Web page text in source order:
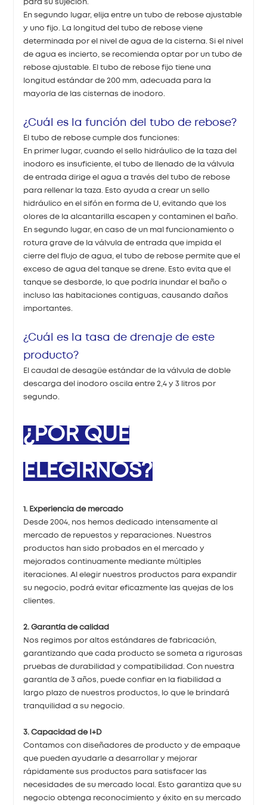
para su sujeción.
En segundo lugar, elija entre un tubo de rebose ajustable
y uno fijo. La longitud del tubo de rebose viene
determinada por el nivel de agua de la cisterna. Si el nivel
de agua es incierto, se recomienda optar por un tubo de
rebose ajustable. El tubo de rebose fijo tiene una
longitud estándar de 200 mm, adecuada para la
mayoría de las cisternas de inodoro.
¿Cuál es la función del tubo de rebose?
El tubo de rebose cumple dos funciones:
En primer lugar, cuando el sello hidráulico de la taza del
inodoro es insuficiente, el tubo de llenado de la válvula
de entrada dirige el agua a través del tubo de rebose
para rellenar la taza. Esto ayuda a crear un sello
hidráulico en el sifón en forma de U, evitando que los
olores de la alcantarilla escapen y contaminen el baño.
En segundo lugar, en caso de un mal funcionamiento o
rotura grave de la válvula de entrada que impida el
cierre del flujo de agua, el tubo de rebose permite que el
exceso de agua del tanque se drene. Esto evita que el
tanque se desborde, lo que podría inundar el baño o
incluso las habitaciones contiguas, causando daños
importantes.
¿Cuál es la tasa de drenaje de este
producto?
El caudal de desagüe estándar de la válvula de doble
descarga del inodoro oscila entre 2,4 y 3 litros por
segundo.
¿POR QUÉ
ELEGIRNOS?
1. Experiencia de mercado
Desde 2004, nos hemos dedicado intensamente al
mercado de repuestos y reparaciones. Nuestros
productos han sido probados en el mercado y
mejorados continuamente mediante múltiples
iteraciones. Al elegir nuestros productos para expandir
su negocio, podrá evitar eficazmente las quejas de los
clientes.
2. Garantía de calidad
Nos regimos por altos estándares de fabricación,
garantizando que cada producto se someta a rigurosas
pruebas de durabilidad y compatibilidad. Con nuestra
garantía de 3 años, puede confiar en la fiabilidad a
largo plazo de nuestros productos, lo que le brindará
tranquilidad a su negocio.
3. Capacidad de I+D
Contamos con diseñadores de producto y de empaque
que pueden ayudarle a desarrollar y mejorar
rápidamente sus productos para satisfacer las
necesidades de su mercado local. Esto garantiza que su
negocio obtenga reconocimiento y éxito en su mercado